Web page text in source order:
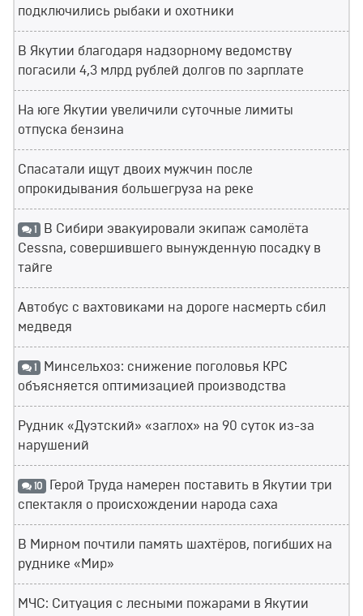
подключились рыбаки и охотники
В Якутии благодаря надзорному ведомству
погасили 4,3 млрд рублей долгов по зарплате
На юге Якутии увеличили суточные лимиты
отпуска бензина
Спасатали ищут двоих мужчин после
опрокидывания большегруза на реке
1
В Сибири эвакуировали экипаж самолёта
Cessna, совершившего вынужденную посадку в
тайге
Автобус с вахтовиками на дороге насмерть сбил
медведя
1
Минсельхоз: снижение поголовья КРС
объясняется оптимизацией производства
Рудник «Дуэтский» «заглох» на 90 суток из-за
нарушений
10 Герой Труда намерен поставить в Якутии три
спектакля о происхождении народа саха
В Мирном почтили память шахтёров, погибших на
руднике «Мир»
МЧС: Ситуация с лесными пожарами в Якутии